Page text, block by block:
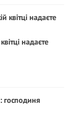
надаєте